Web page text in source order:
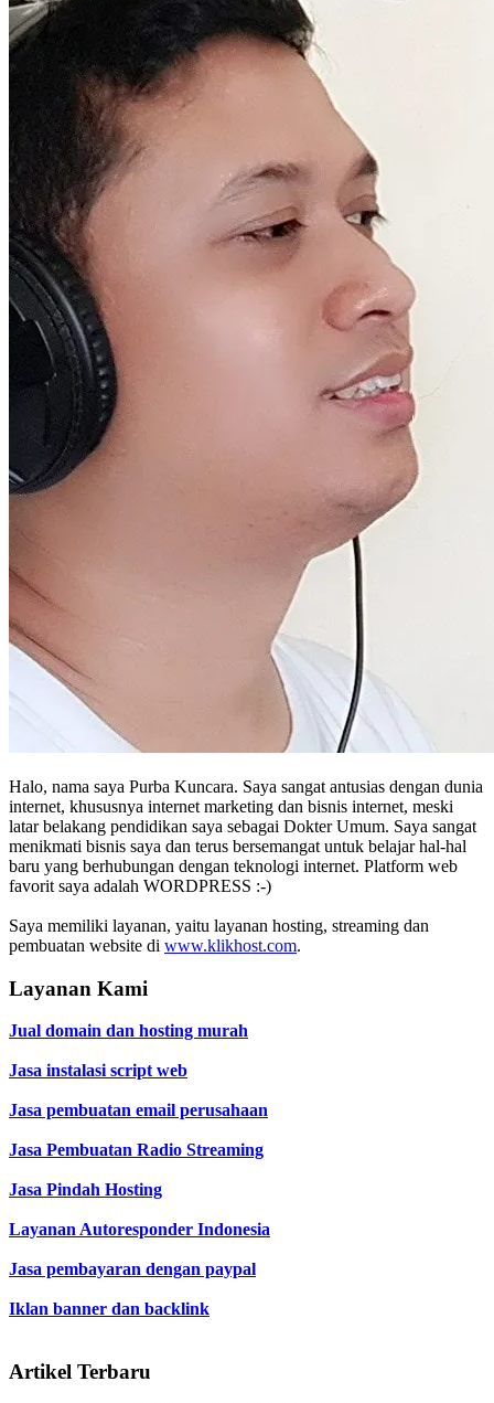
Halo, nama saya Purba Kuncara. Saya sangat antusias dengan dunia
internet, khususnya internet marketing dan bisnis internet, meski
latar belakang pendidikan saya sebagai Dokter Umum. Saya sangat
menikmati bisnis saya dan terus bersemangat untuk belajar hal-hal
baru yang berhubungan dengan teknologi internet. Platform web
favorit saya adalah WORDPRESS :-)
Saya memiliki layanan, yaitu layanan hosting, streaming dan
pembuatan website di www.klikhost.com.
Layanan Kami
Jual domain dan hosting murah
Jasa instalasi script web
Jasa pembuatan email perusahaan
Jasa Pembuatan Radio Streaming
Jasa Pindah Hosting
Layanan Autoresponder Indonesia
Jasa pembayaran dengan paypal
Iklan banner dan backlink
Artikel Terbaru